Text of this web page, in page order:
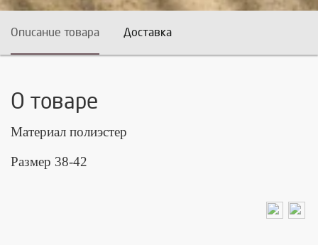
Описание товара Доставка
О товаре
Материал полиэстер
Размер 38-42